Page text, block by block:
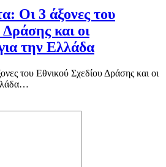
Οι 3 άξονες του
και οι
την Ελλάδα
του Εθνικού Σχεδίου Δράσης και οι